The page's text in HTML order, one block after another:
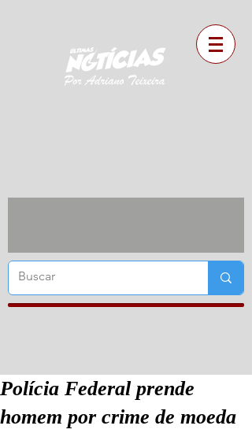
Polícia Federal prende
homem por crime de moeda